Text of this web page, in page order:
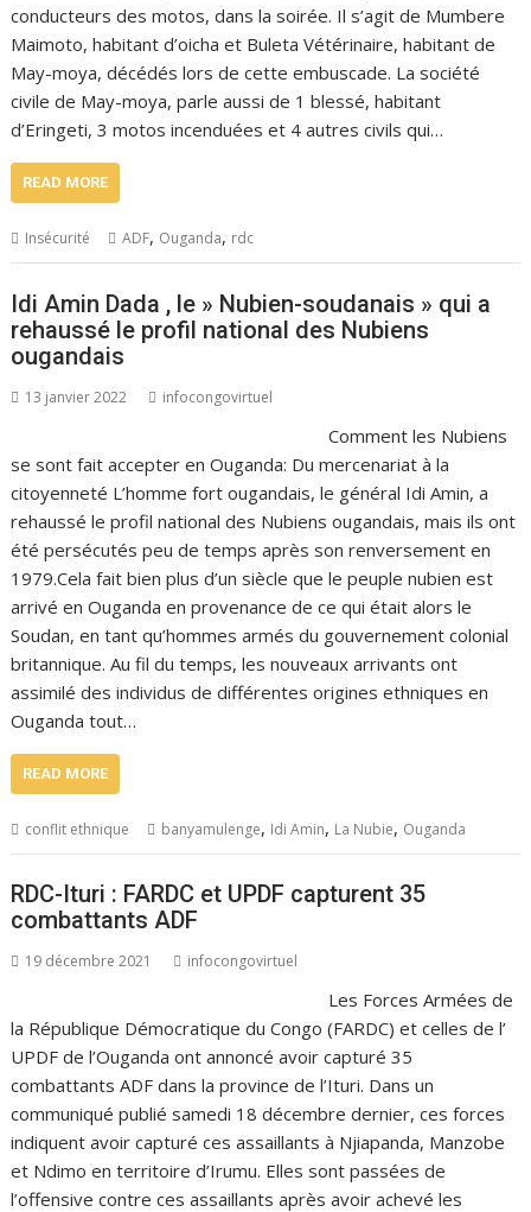
conducteurs des motos, dans la soirée. Il s’agit de Mumbere
Maimoto, habitant d’oicha et Buleta Vétérinaire, habitant de
May-moya, décédés lors de cette embuscade. La société
civile de May-moya, parle aussi de 1 blessé, habitant
d’Eringeti, 3 motos incenduées et 4 autres civils qui…
READ MORE
Insécurité ADF, Ouganda, rdc
Idi Amin Dada , le » Nubien-soudanais » qui a
rehaussé le profil national des Nubiens
ougandais
13 janvier 2022 infocongovirtuel
Comment les Nubiens
se sont fait accepter en Ouganda: Du mercenariat à la
citoyenneté L’homme fort ougandais, le général Idi Amin, a
rehaussé le profil national des Nubiens ougandais, mais ils ont
été persécutés peu de temps après son renversement en
1979.Cela fait bien plus d’un siècle que le peuple nubien est
arrivé en Ouganda en provenance de ce qui était alors le
Soudan, en tant qu’hommes armés du gouvernement colonial
britannique. Au fil du temps, les nouveaux arrivants ont
assimilé des individus de différentes origines ethniques en
Ouganda tout…
READ MORE
conflit ethnique banyamulenge, Idi Amin, La Nubie, Ouganda
RDC-Ituri : FARDC et UPDF capturent 35
combattants ADF
19 décembre 2021 infocongovirtuel
Les Forces Armées de
la République Démocratique du Congo (FARDC) et celles de l’
UPDF de l’Ouganda ont annoncé avoir capturé 35
combattants ADF dans la province de l’Ituri. Dans un
communiqué publié samedi 18 décembre dernier, ces forces
indiquent avoir capturé ces assaillants à Njiapanda, Manzobe
et Ndimo en territoire d’Irumu. Elles sont passées de
l’offensive contre ces assaillants après avoir achevé les